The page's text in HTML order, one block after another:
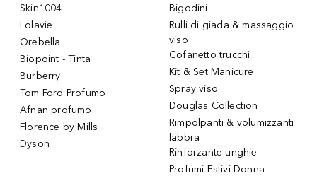
Skin1004
Lolavie
Orebella
Biopoint - Tinta
Burberry
Tom Ford Profumo
Afnan profumo
Florence by Mills
Dyson
Bigodini
Rulli di giada & massaggio
viso
Cofanetto trucchi
Kit & Set Manicure
Spray viso
Douglas Collection
Rimpolpanti & volumizzanti
labbra
Rinforzante unghie
Profumi Estivi Donna